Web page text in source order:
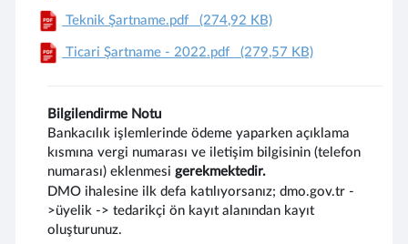
Teknik Şartname.pdf (274,92 KB)
Ticari Şartname - 2022.pdf (279,57 KB)
Bilgilendirme Notu
Bankacılık işlemlerinde ödeme yaparken açıklama
kısmına vergi numarası ve iletişim bilgisinin (telefon
numarası) eklenmesigerekmektedir.
DMO ihalesine ilk defa katılıyorsanız; dmo.gov.tr -
>üyelik -> tedarikçi ön kayıt alanından kayıt
oluşturunuz.